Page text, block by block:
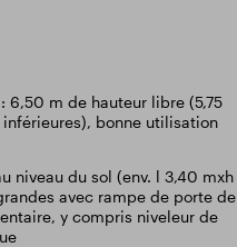
6,50 m de hauteur libre (5,75
bonne utilisation
niveau du sol (env. l 3,40 mxh
avec rampe de porte de
y compris niveleur de